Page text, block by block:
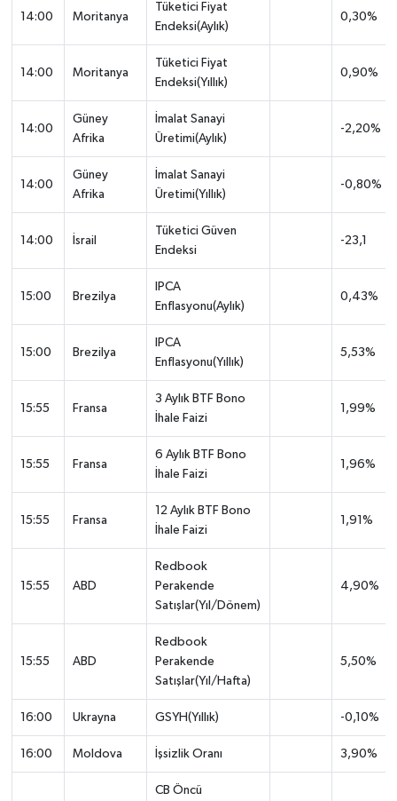
14:00 Moritanya
Tüketici Fiyat
Endeksi(Aylık)
0,30%
14:00 Moritanya
Tüketici Fiyat
Endeksi(Yıllık)
0,90%
14:00
Güney
Afrika
İmalat Sanayi
Üretimi(Aylık)
-2,20%
14:00
Güney
Afrika
İmalat Sanayi
Üretimi(Yıllık)
-0,80%
14:00 İsrail
Tüketici Güven
Endeksi
-23,1
15:00 Brezilya
IPCA
Enflasyonu(Aylık)
0,43%
15:00 Brezilya
IPCA
Enflasyonu(Yıllık)
5,53%
15:55 Fransa
3 Aylık BTF Bono
İhale Faizi
1,99%
15:55 Fransa
6 Aylık BTF Bono
İhale Faizi
1,96%
15:55 Fransa
12 Aylık BTF Bono
İhale Faizi
1,91%
15:55 ABD
Redbook
Perakende
Satışlar(Yıl/Dönem)
4,90%
15:55 ABD
Redbook
Perakende
Satışlar(Yıl/Hafta)
5,50%
16:00 Ukrayna GSYH(Yıllık) -0,10%
16:00 Moldova İşsizlik Oranı 3,90%
CB Öncü